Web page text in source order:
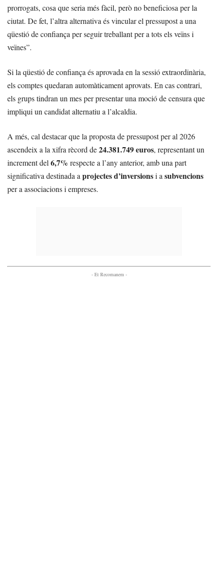
prorrogats, cosa que seria més fàcil, però no beneficiosa per la
ciutat. De fet, l’altra alternativa és vincular el pressupost a una
qüestió de confiança per seguir treballant per a tots els veïns i
veïnes”.
Si la qüestió de confiança és aprovada en la sessió extraordinària,
els comptes quedaran automàticament aprovats. En cas contrari,
els grups tindran un mes per presentar una moció de censura que
impliqui un candidat alternatiu a l’alcaldia.
A més, cal destacar que la proposta de pressupost per al 2026
ascendeix a la xifra rècord de24.381.749 euros, representant un
increment del 6,7% respecte a l’any anterior, amb una part
significativa destinada a projectes d’inversionsi a subvencions
per a associacions i empreses.
- Et Recomanem -